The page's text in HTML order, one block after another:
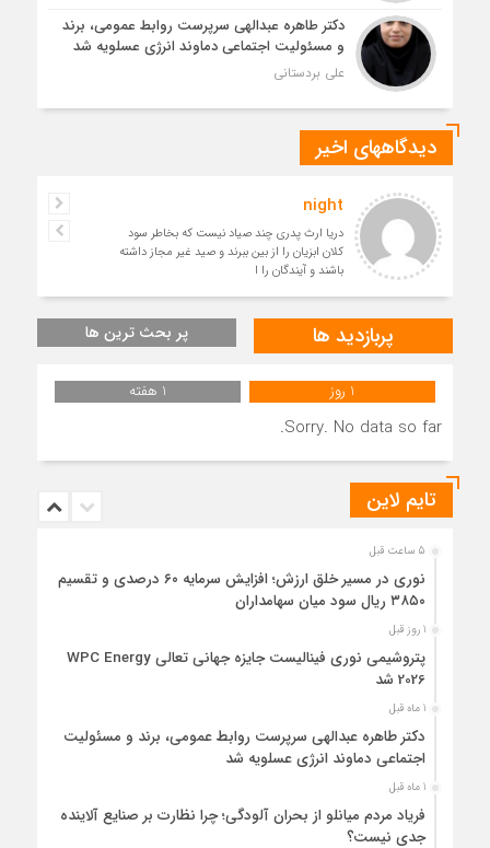
دکتر طاهره عبدالهی سرپرست روابط عمومی، برند
و مسئولیت اجتماعی دماوند انرژی عسلویه شد
علی بردستانی
دیدگاههای اخیر
night
دریا ارث پدری چند صیاد نیست که بخاطر سود
کلان ابزیان را از بین ببرند و صید غیر مجاز داشته
باشند و آیندگان را ا
پربازدید ها پر بحث ترین ها
1 روز 1 هفته
Sorry. No data so far.
تایم لاین
5 ساعت قبل
نوری در مسیر خلق ارزش؛ افزایش سرمایه ۶۰ درصدی و تقسیم
۳۸۵۰ ریال سود میان سهامداران
1 روز قبل
پتروشیمی نوری فینالیست جایزه جهانی تعالی WPC Energy
2026 شد
1 ماه قبل
دکتر طاهره عبدالهی سرپرست روابط عمومی، برند و مسئولیت
اجتماعی دماوند انرژی عسلویه شد
1 ماه قبل
فریاد مردم میانلو از بحران آلودگی؛ چرا نظارت بر صنایع آلاینده
جدی نیست؟